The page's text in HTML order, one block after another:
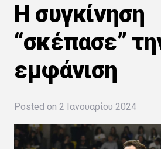
Η συγκίνηση
“σκέπασε”
εμφάνιση
Posted on 2 Ιανουαρίου 2024